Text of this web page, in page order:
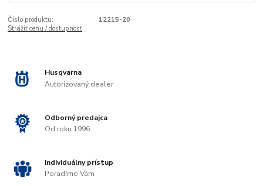
Číslo produktu:
12215-20
Strážiť cenu / dostupnosť
Husqvarna
Autorizovaný dealer
Odborný predajca
Od roku 1996
Individuálny prístup
Poradíme Vám